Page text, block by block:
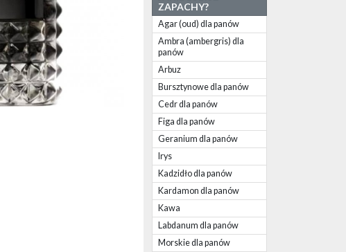
ZAPACHY?
Agar (oud) dla panów
Ambra (ambergris) dla
panów
Arbuz
Bursztynowe dla panów
Cedr dla panów
Figa dla panów
Geranium dla panów
Irys
Kadzidło dla panów
Kardamon dla panów
Kawa
Labdanum dla panów
Morskie dla panów